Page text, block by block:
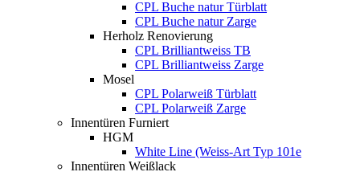
CPL Buche natur Türblatt
CPL Buche natur Zarge
Herholz Renovierung
CPL Brilliantweiss TB
CPL Brilliantweiss Zarge
Mosel
CPL Polarweiß Türblatt
CPL Polarweiß Zarge
Innentüren Furniert
HGM
White Line (Weiss-Art Typ 101e
Innentüren Weißlack